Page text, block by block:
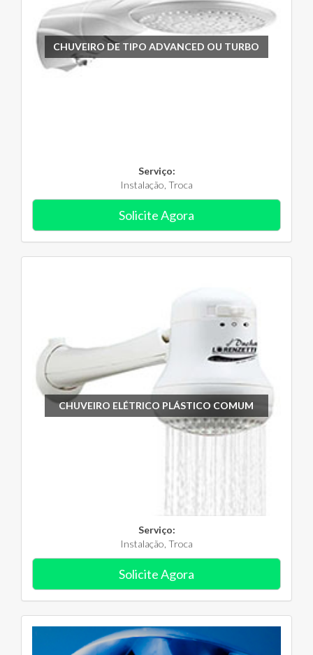
CHUVEIRO DE TIPO ADVANCED OU TURBO
Serviço:
Instalação, Troca
Solicite Agora
CHUVEIRO ELÉTRICO PLÁSTICO COMUM
Serviço:
Instalação, Troca
Solicite Agora